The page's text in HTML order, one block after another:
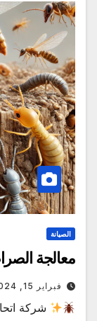
الصيانة
معالجة الصراصير
فبراير 15, 2024
شركة